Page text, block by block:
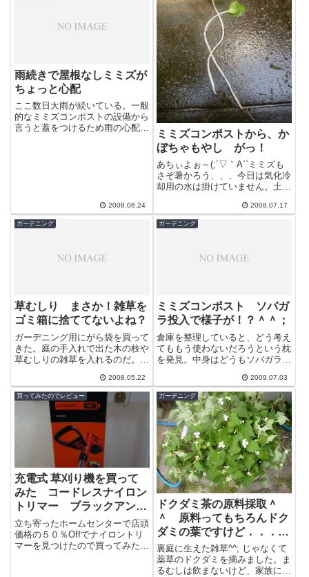
雨続きで屋根なしミミズが
ちょっと心配
ここ数日大雨が続いている。一般
的なミミズコンポストの設備から
言うと蓋をつけるため雨の心配は
2008.06.24
ミミズコンポストから、か
ぼちゃもやし がっ！
あちぃよぉ～(;´▽｀A``ミミズも
さぞ暑かろう、、、今日は気化冷
却用の水は掛けていません。土も
サイトで見る限りでは、土の湿り
気は...
2008.07.17
ガーデニング
草むしり まさか！雑草を
ゴミ箱に捨ててないよね？
ガーデニング用にがら袋を買って
きた。庭の手入れで出た木の枝や
草むしりの雑草を入れるのだ。こ
良質に土に生まれ変わる。ゴミ日
にお金を払...
2008.05.22
ガーデニング
ミミズコンポスト ソバガ
ラ投入で様子が！？＾＾；
倉庫を整理していると、どう考え
てももう使わないだろうという枕
を発見。中身はどうもソバガラの
のモミガラだ。 １００％植物性
だな。この...
2009.07.03
買ってみたのでレビュー
充電式 草刈り機を買って
みた コードレスナイロン
トリマー ブラックアンド
デッカー GLC1825LN
立ち寄ったホームセンターで店頭
価格の５０％Offでナイロントリ
マーを見つけたので買ってみた。
ガーデニング
ドクダミ茶の原料採取＾
＾ 原料ってもちろんドク
ダミの葉ですけど．．．
ドクダミ茶の作り方
裏庭に生えた雑草^^; じゃなくて
薬草のドクダミを摘みました。ま
るむしは飲まないけど、家族に好